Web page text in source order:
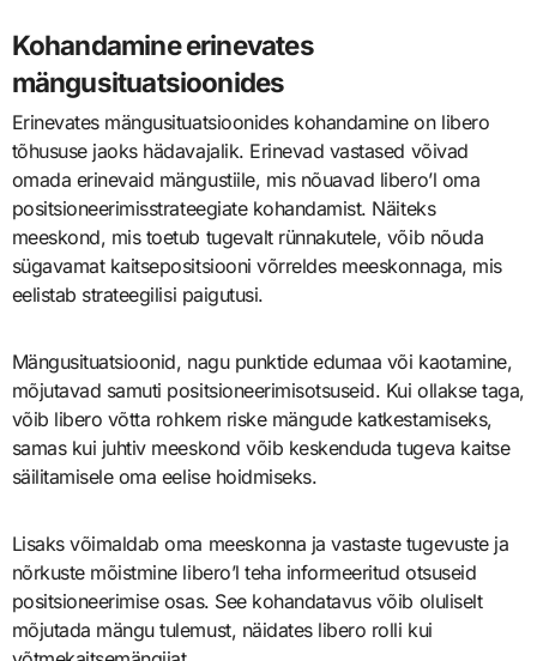
Kohandamine erinevates
mängusituatsioonides
Erinevates mängusituatsioonides kohandamine on libero
tõhususe jaoks hädavajalik. Erinevad vastased võivad
omada erinevaid mängustiile, mis nõuavad libero’l oma
positsioneerimisstrateegiate kohandamist. Näiteks
meeskond, mis toetub tugevalt rünnakutele, võib nõuda
sügavamat kaitsepositsiooni võrreldes meeskonnaga, mis
eelistab strateegilisi paigutusi.
Mängusituatsioonid, nagu punktide edumaa või kaotamine,
mõjutavad samuti positsioneerimisotsuseid. Kui ollakse taga,
võib libero võtta rohkem riske mängude katkestamiseks,
samas kui juhtiv meeskond võib keskenduda tugeva kaitse
säilitamisele oma eelise hoidmiseks.
Lisaks võimaldab oma meeskonna ja vastaste tugevuste ja
nõrkuste mõistmine libero’l teha informeeritud otsuseid
positsioneerimise osas. See kohandatavus võib oluliselt
mõjutada mängu tulemust, näidates libero rolli kui